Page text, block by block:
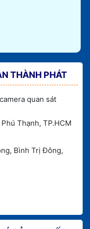
THÀNH PHÁT
quan sát
Thạnh, TP.HCM
Bình Trị Đông,